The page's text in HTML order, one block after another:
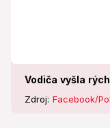
Vodiča vyšla
Zdroj: Facebook/